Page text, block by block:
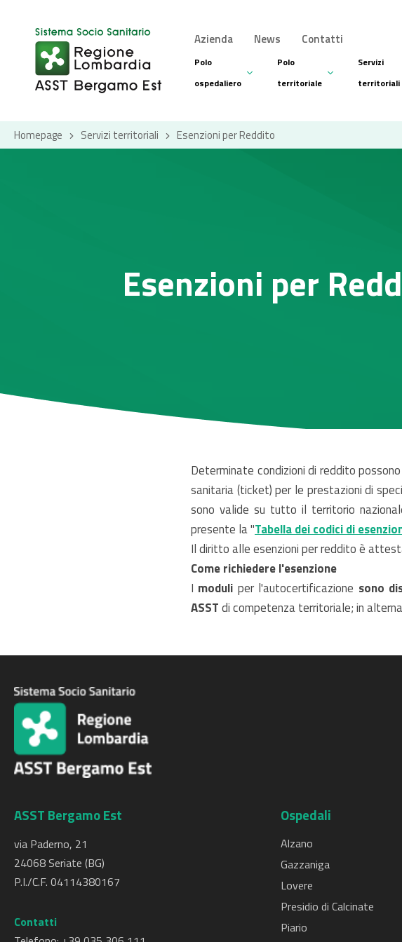
Azienda News Contatti
Polo
ospedaliero
Polo
territoriale
Servizi
territoriali
Homepage Servizi territoriali Esenzioni per Reddito
Esenzioni per
Determinate condizioni di reddito
sanitaria (ticket) per le prestazioni di
sono valide su tutto il territorio
presente la "Tabella dei codici di
Il diritto alle esenzioni per reddito è
Come richiedere l'esenzione
I moduli per l'autocertificazione sono
ASSTdi competenza territoriale; in
ASST Bergamo Est
via Paderno, 21
24068 Seriate (BG)
P.I./C.F. 04114380167
Contatti
Ospedali
Alzano
Gazzaniga
Lovere
Presidio di Calcinate
Piario